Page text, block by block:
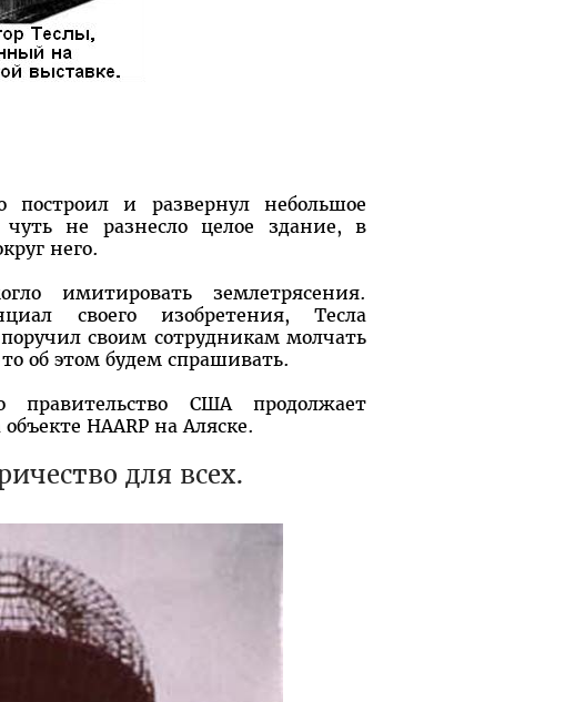
и развернул небольшое
чуть не разнесло целое здание, в
него.
имитировать землетрясения.
своего изобретения, Тесла
своим сотрудникам молчать
об этом будем спрашивать.
США продолжает
HAARP на Аляске.
для всех.